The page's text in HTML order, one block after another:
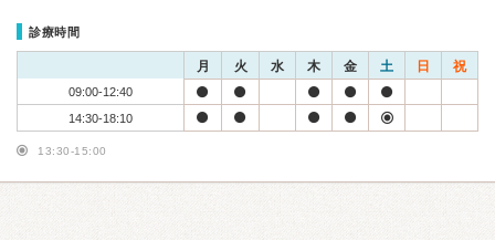
診療時間
月 火 水 木 金 土 日 祝
09:00-12:40
14:30-18:10
13:30-15:00